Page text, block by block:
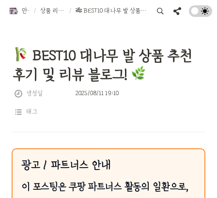
만물트럭 / 상품 리뷰 TOP 10 / 🎋 BEST10 대나무 발 상품 추천 후기 및 리뷰 블로그! 🌿
BEST10 대나무 발 상품 추천
후기 및 리뷰 블로그!
생성일 2025/08/11 19:10
태그
광고 / 파트너스 안내
이 포스팅은 쿠팡 파트너스 활동의 일환으로,